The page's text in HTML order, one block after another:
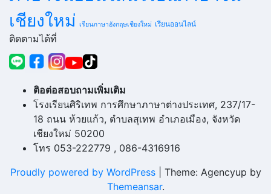
เชียงใหม่ เรียนภาษาอังกฤษเชียงใหม่ เรียนออนไลน์
ติดตามได้ที่
ติอต่อสอบถามเพิ่มเติม
โรงเรียนศิริเทพ การศึกษาภาษาต่างประเทศ, 237/17-
18 ถนน ห้วยแก้ว, ตำบลสุเทพ อำเภอเมือง, จังหวัด
เชียงใหม่ 50200
โทร 053-222779 , 086-4316916
Proudly powered by WordPress
Theme: Agencyup by
Themeansar.